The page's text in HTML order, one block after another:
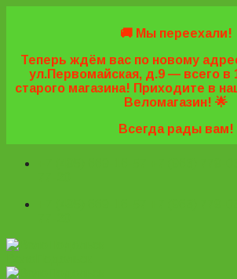
🚚 Мы переехали!
Теперь ждём вас по новому
ул.Первомайская, д.9 — всего в
старого магазина! Приходите в
Веломагазин! 🌟
Всегда рады вам!